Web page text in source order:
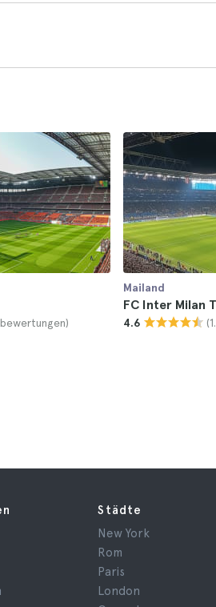
bewertungen)
Mailand
FC Inter Milan
4.6
Städte
New York
Rom
Paris
London